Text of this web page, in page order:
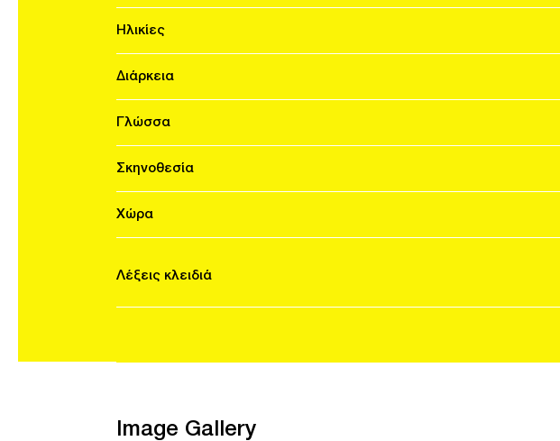
Ηλικίες
Διάρκεια
Γλώσσα
Σκηνοθεσία
Χώρα
Λέξεις κλειδιά
Image Gallery